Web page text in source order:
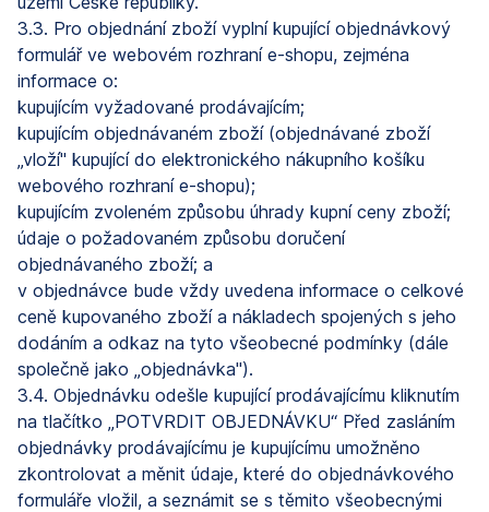
3.3. Pro objednání zboží vyplní kupující objednávkový
formulář ve webovém rozhraní e-shopu, zejména
informace o:
kupujícím vyžadované prodávajícím;
kupujícím objednávaném zboží (objednávané zboží
„vloží" kupující do elektronického nákupního košíku
webového rozhraní e-shopu);
kupujícím zvoleném způsobu úhrady kupní ceny zboží;
údaje o požadovaném způsobu doručení
objednávaného zboží; a
v objednávce bude vždy uvedena informace o celkové
ceně kupovaného zboží a nákladech spojených s jeho
dodáním a odkaz na tyto všeobecné podmínky (dále
společně jako „objednávka").
3.4. Objednávku odešle kupující prodávajícímu kliknutím
na tlačítko „POTVRDIT OBJEDNÁVKU“ Před zasláním
objednávky prodávajícímu je kupujícímu umožněno
zkontrolovat a měnit údaje, které do objednávkového
formuláře vložil, a seznámit se s těmito všeobecnými